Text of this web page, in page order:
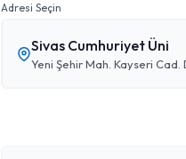
Adresi Seçin
Sivas Cumhuriyet Üni